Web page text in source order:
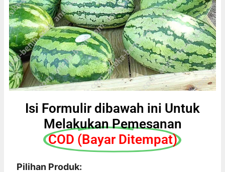
Isi Formulir dibawah ini Untuk
Melakukan Pemesanan
COD (Bayar Ditempat)
Pilihan Produk: